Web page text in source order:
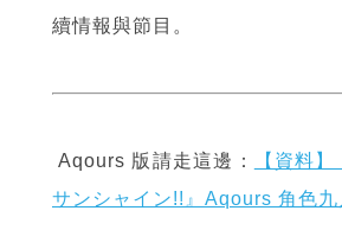
續情報與節目。
Aqours 版請走這邊：
【資料
サンシャイン!!』Aqours 角色九